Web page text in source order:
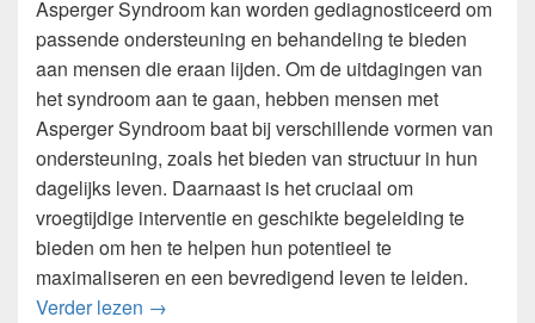
Asperger Syndroom kan worden gediagnosticeerd om
passende ondersteuning en behandeling te bieden
aan mensen die eraan lijden. Om de uitdagingen van
het syndroom aan te gaan, hebben mensen met
Asperger Syndroom baat bij verschillende vormen van
ondersteuning, zoals het bieden van structuur in hun
dagelijks leven. Daarnaast is het cruciaal om
vroegtijdige interventie en geschikte begeleiding te
bieden om hen te helpen hun potentieel te
maximaliseren en een bevredigend leven te leiden.
Verder lezen Wat is Asperger Syndroom?
→